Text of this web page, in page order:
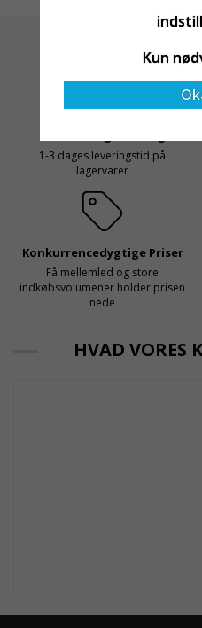
Med daglig verksamhet på
hög höjd är det avgörande
för dem att samarbeta
både har rätt produkter
1-3 dages leveringstid på
lagervarer
Konkurrencedygtige Priser
Få mellemled og store
indkøbsvolumener holder prisen
nede
HVAD VORES
Kun